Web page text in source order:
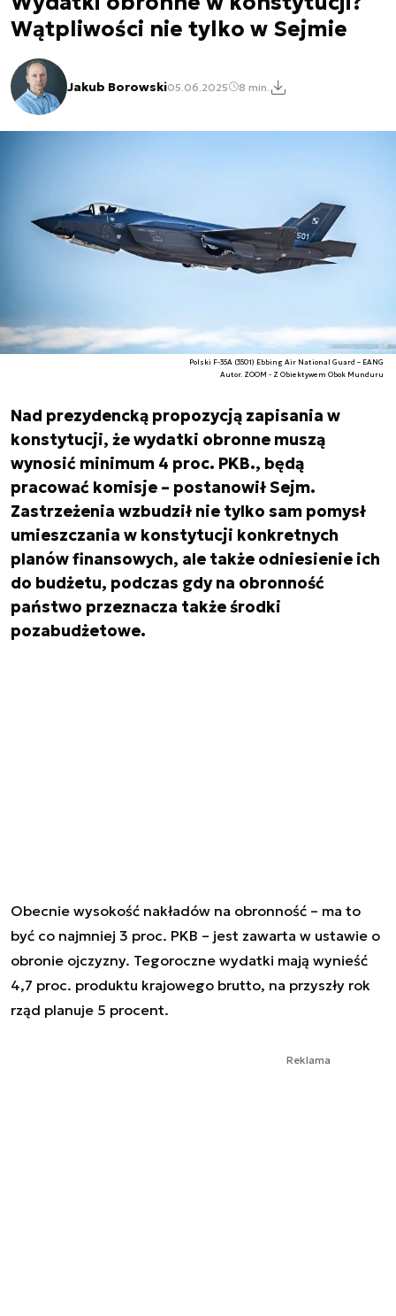
Wątpliwości nie tylko w Sejmie
Jakub Borowski05.06.2025 8 min.
Polski F-35A (3501) Ebbing Air National Guard – EANG
Autor. ZOOM - Z Obiektywem Obok Munduru
Nad prezydencką propozycją zapisania w
konstytucji, że wydatki obronne muszą
wynosić minimum 4 proc. PKB., będą
pracować komisje – postanowił Sejm.
Zastrzeżenia wzbudził nie tylko sam pomysł
umieszczania w konstytucji konkretnych
planów finansowych, ale także odniesienie ich
do budżetu, podczas gdy na obronność
państwo przeznacza także środki
pozabudżetowe.
Obecnie wysokość nakładów na obronność – ma to
być co najmniej 3 proc. PKB – jest zawarta w ustawie o
obronie ojczyzny. Tegoroczne wydatki mają wynieść
4,7 proc. produktu krajowego brutto, na przyszły rok
rząd planuje 5 procent.
Reklama